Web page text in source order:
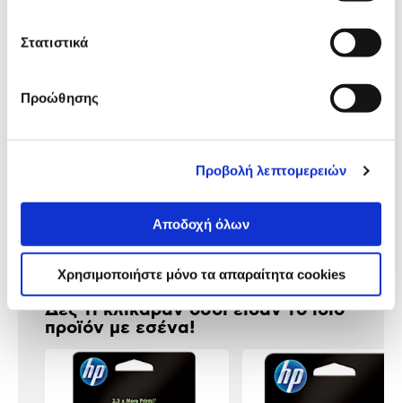
Στατιστικά
Προώθησης
Προβολή λεπτομερειών
Αποδοχή όλων
Χρησιμοποιήστε μόνο τα απαραίτητα cookies
Αναλυτική
Προδιαγραφές
Δες τι κλίκαραν όσοι είδαν το ίδιο
προϊόν με εσένα!